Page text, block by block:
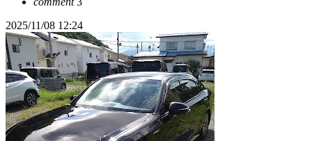
2025/11/08 12:24